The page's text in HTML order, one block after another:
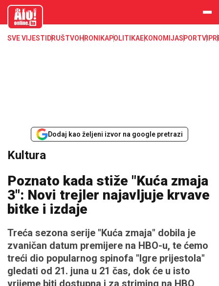
aloonline.b
SVE VIJESTI DRUŠTVOHRONIKAPOLITIKAEKONOMIJASPORTVIP
Dodaj kao željeni izvor na google pretrazi
Kultura
Poznato kada stiže "Kuća zmaja
3": Novi trejler najavljuje krvave
bitke i izdaje
Treća sezona serije "Kuća zmaja" dobila je
zvaničan datum premijere na HBO-u, te ćemo
treći dio popularnog spinofa "Igre prijestola"
gledati od 21. juna u 21 čas, dok će u isto
vrijeme biti dostupna i za striming na HBO